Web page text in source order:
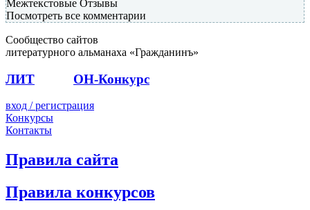
Межтекстовые Отзывы
Посмотреть все комментарии
Сообщество сайтов
литературного альманаха «Гражданинъ»
ЛИТ ОН-Конкурс
вход / регистрация
Конкурсы
Контакты
Правила сайта
Правила конкурсов